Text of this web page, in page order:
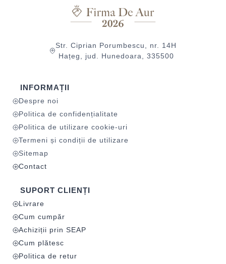
Str. Ciprian Porumbescu, nr. 14H
Hațeg, jud. Hunedoara, 335500
INFORMAȚII
Despre noi
Politica de confidențialitate
Politica de utilizare cookie-uri
Termeni și condiții de utilizare
Sitemap
Contact
SUPORT CLIENȚI
Livrare
Cum cumpăr
Achiziții prin SEAP
Cum plătesc
Politica de retur